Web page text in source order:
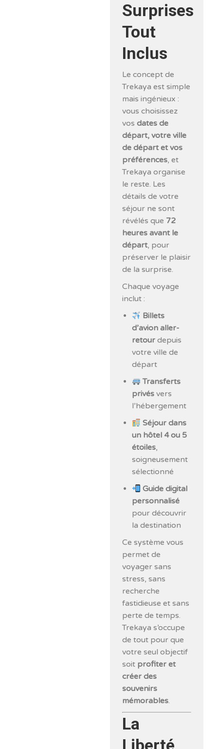
Surprises
Tout
Inclus
Le concept de
Trekaya est simple
mais ingénieux :
vous choisissez
vosdates de
départ, votre ville
de départ et vos
préférences, et
Trekaya organise
le reste. Les
détails de votre
séjour ne sont
révélés que 72
heures avant le
départ, pour
préserver le plaisir
de la surprise.
Chaque voyage
inclut :
Billets
d’avion aller-
retour depuis
votre ville de
départ
Transferts
privés vers
l’hébergement
Séjour dans
un hôtel 4 ou 5
étoiles,
soigneusement
sélectionné
Guide digital
personnalisé
pour découvrir
la destination
Ce système vous
permet de
voyager sans
stress, sans
recherche
fastidieuse et sans
perte de temps.
Trekaya s’occupe
de tout pour que
votre seul objectif
soit profiter et
créer des
souvenirs
mémorables.
La
Liberté